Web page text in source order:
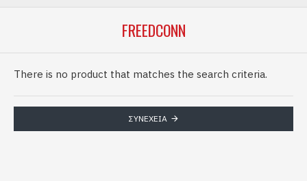
FREEDCONN
There is no product that matches the search criteria.
ΣΥΝΈΧΕΙΑ